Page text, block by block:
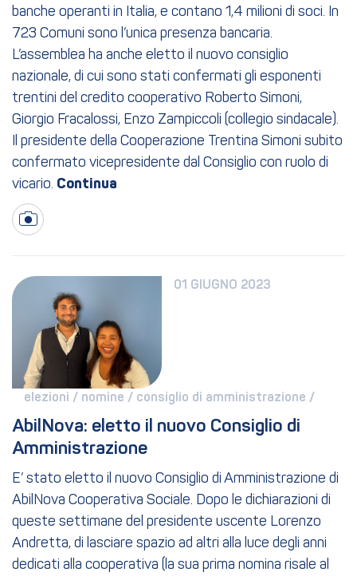
banche operanti in Italia, e contano 1,4 milioni di soci. In
723 Comuni sono l’unica presenza bancaria.
L’assemblea ha anche eletto il nuovo consiglio
nazionale, di cui sono stati confermati gli esponenti
trentini del credito cooperativo Roberto Simoni,
Giorgio Fracalossi, Enzo Zampiccoli (collegio sindacale).
Il presidente della Cooperazione Trentina Simoni subito
confermato vicepresidente dal Consiglio con ruolo di
vicario.
01 GIUGNO 2023
elezioni / nomine / consiglio di amministrazione /
AbilNova: eletto il nuovo Consiglio di
Amministrazione
E’ stato eletto il nuovo Consiglio di Amministrazione di
AbilNova Cooperativa Sociale. Dopo le dichiarazioni di
queste settimane del presidente uscente Lorenzo
Andretta, di lasciare spazio ad altri alla luce degli anni
dedicati alla cooperativa (la sua prima nomina risale al